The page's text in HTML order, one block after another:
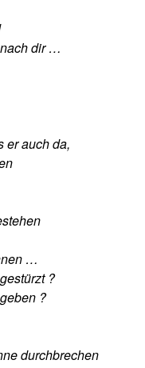
dir …
er auch da,
…
?
?
durchbrechen